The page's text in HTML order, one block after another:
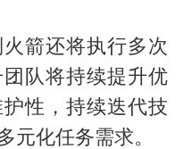
箭还将执行多次
队将持续提升优
性，持续迭代技
元化任务需求。